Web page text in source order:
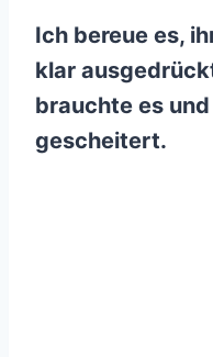
Ich bereue es,
klar
brauchte es
gescheitert.